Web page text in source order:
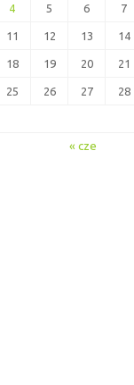
4 5 6 7
11 12 13 14
18 19 20 21
25 26 27 28
« cze